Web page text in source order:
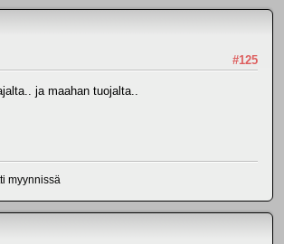
#125
ja maahan tuojalta..
myynnissä